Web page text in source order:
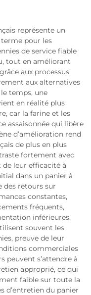
représente un
pour les
de service fiable
tout en améliorant
aux processus
aux alternatives
temps, une
en réalité plus
car la farine et les
assaisonnée qui libère
d’amélioration rend
de plus en plus
fortement avec
de leur efficacité à
dans un panier à
des retours sur
constantes,
fréquents,
inférieures.
souvent les
preuve de leur
commerciales
peuvent s’attendre à
approprié, ce qui
faible sur toute la
d’entretien du panier